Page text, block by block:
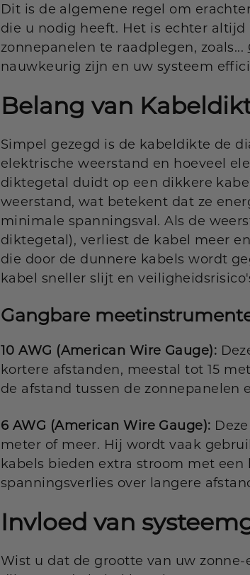
Dit is de algemene regel om
die u nodig heeft. Het is echter
zonnepanelen te raadplegen, zoals...
nauwkeurig zijn en uw systeem
Belang van
Simpel gezegd is de kabeldikte de
elektrische weerstand en hoeveel
diktegetal duidt op een dikkere
weerstand, wat betekent dat ze
minimale spanningsval. Als de
diktegetal), verliest de kabel meer
die door de dunnere kabels wordt
kabel sneller slijt en
Gangbare
10 AWG (American Wire Gauge):
kortere afstanden, meestal tot 15
de afstand tussen de zonnepanelen
6 AWG (American Wire Gauge):
meter of meer. Hij wordt vaak
kabels bieden extra stroom met
spanningsverlies over langere
Invloed van
Wist u dat de grootte van uw